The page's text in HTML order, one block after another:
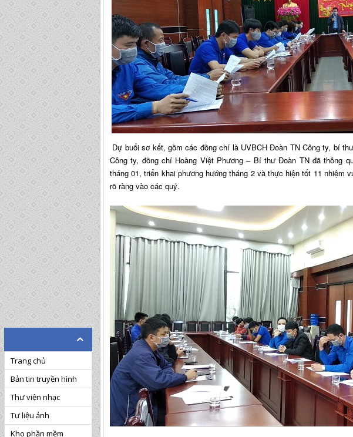
Dự buổi sơ kết, gồm các đồng chí là UVBCH Đoàn TN Công ty, bí
Công ty, đồng chí Hoàng Việt Phương – Bí thư Đoàn TN đã thông
tháng 01, triển khai phương hướng tháng 2 và thực hiện tốt 11 nhiệm
rõ ràng vào các quý.
Trang chủ
Bản tin truyền hình
Thư viện nhạc
Tư liệu ảnh
Kho phần mềm